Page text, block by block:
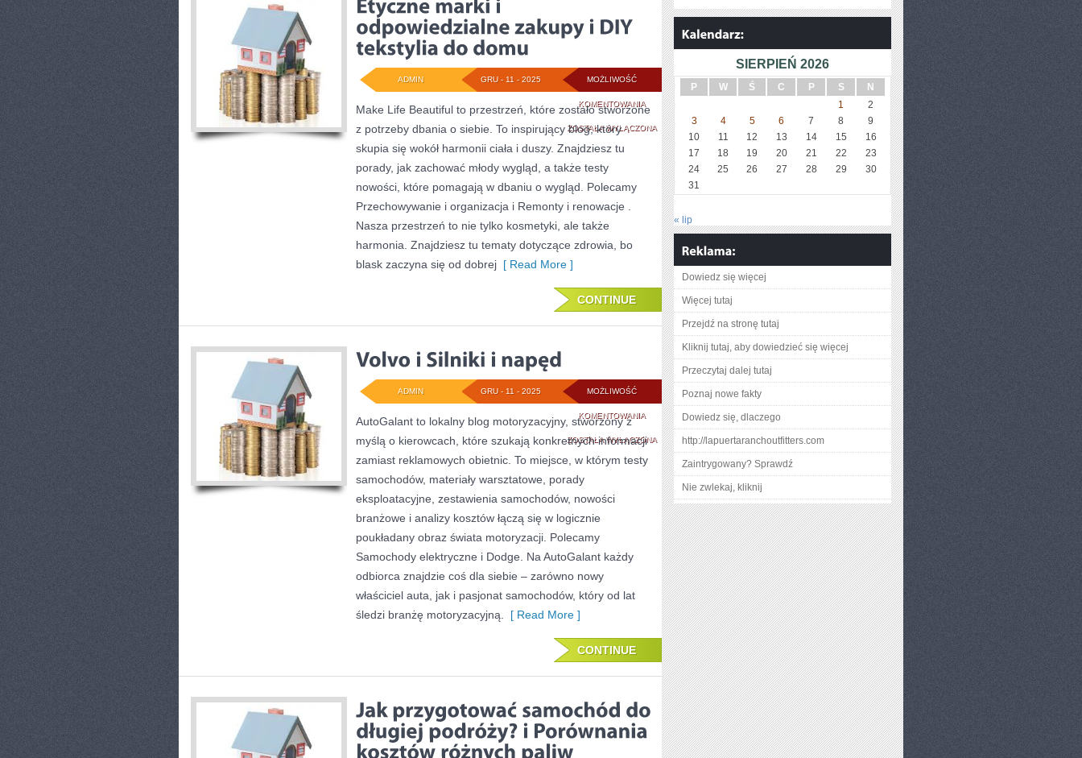
MOŻLIWOŚĆ
KOMENTOWANIAETYCZNE
MARKI
ODPOWIEDZIALNE
ZAKUPY
TEKSTYLIA
DOMU
ZOSTAŁA WYŁĄCZONA
GRU - 11 - 2025
ADMIN
Make Life Beautiful to przestrzeń, które zostało stworzone
z potrzeby dbania o siebie. To inspirujący blog, który
skupia się wokół harmonii ciała i duszy. Znajdziesz tu
porady, jak zachować młody wygląd, a także testy
nowości, które pomagają w dbaniu o wygląd. Polecamy
Przechowywanie i organizacja i Remonty i renowacje .
Nasza przestrzeń to nie tylko kosmetyki, ale także
harmonia. Znajdziesz tu tematy dotyczące zdrowia, bo
blask zaczyna się od dobrej [ Read More ]
CONTINUE
MOŻLIWOŚĆ
KOMENTOWANIAVOLVO
I
SILNIKI
NAPĘD
ZOSTAŁA WYŁĄCZONA
GRU - 11 - 2025
ADMIN
AutoGalant to lokalny blog motoryzacyjny, stworzony z
myślą o kierowcach, które szukają konkretnych informacji
zamiast reklamowych obietnic. To miejsce, w którym testy
samochodów, materiały warsztatowe, porady
eksploatacyjne, zestawienia samochodów, nowości
branżowe i analizy kosztów łączą się w logicznie
poukładany obraz świata motoryzacji. Polecamy
Samochody elektryczne i Dodge. Na AutoGalant każdy
odbiorca znajdzie coś dla siebie – zarówno nowy
właściciel auta, jak i pasjonat samochodów, który od lat
śledzi branżę motoryzacyjną.
[ Read More ]
CONTINUE
SIERPIEŃ 2026
P W Ś C P S
N
1
2
3
4 5 6 7 8
9
10
11 12 13 14 15
16
17
18 19 20 21 22
23
24
25 26 27 28 29
30
31
« lip
Dowiedz się więcej
Więcej tutaj
Przejdź na stronę tutaj
Kliknij tutaj, aby dowiedzieć się więcej
Przeczytaj dalej tutaj
Poznaj nowe fakty
Dowiedz się, dlaczego
http://lapuertaranchoutfitters.com
Zaintrygowany? Sprawdź
Nie zwlekaj, kliknij